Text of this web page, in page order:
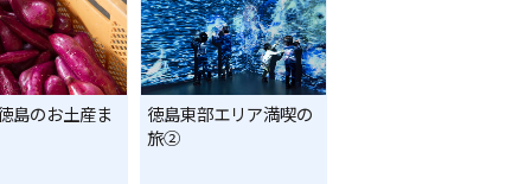
島のお土産ま
徳島東部エリア満喫の
旅②